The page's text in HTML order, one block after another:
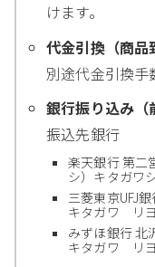
けます。
代金引換（商品
別途代金引換手
銀行振り込み（
振込先銀行
楽天銀行 第二
シ）キタガワ
三菱東京UFJ
キタガワ リ
みずほ銀行 北
キタガワ リ